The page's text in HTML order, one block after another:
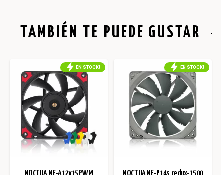
TAMBIÉN TE PUEDE GUSTAR
EN STOCK!
NOCTUA NF-A12x15 PWM
EN STOCK!
NOCTUA NF-P14s redux-1500